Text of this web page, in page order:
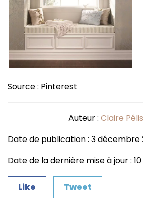
Source : Pinterest
Auteur : Claire
Date de publication : 3 décembre
Date de la dernière mise à jour :
Like Tweet